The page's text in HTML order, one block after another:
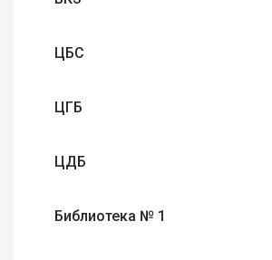
ЦБС
ЦГБ
ЦДБ
Библиотека № 1